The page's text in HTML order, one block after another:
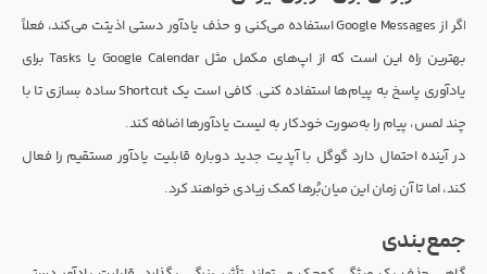
اگر از Google Messages استفاده می‌کنی و حذف یادآور دستی اذیتت می‌کند، فعلاً
بهترین راه این است که از اپ‌های مکمل مثل Google Calendar یا Tasks برای
یادآوری پاسخ به پیام‌ها استفاده کنی. کافی است یک Shortcut ساده بسازی تا با
چند لمس، پیام را به‌صورت خودکار به لیست یادآورها اضافه کند.
در آینده احتمال دارد گوگل با آپدیت جدید دوباره قابلیت یادآور مستقیم را فعال
کند، اما تا آن زمان این میان‌بُرها کمک زیادی خواهند کرد.
جمع‌بندی